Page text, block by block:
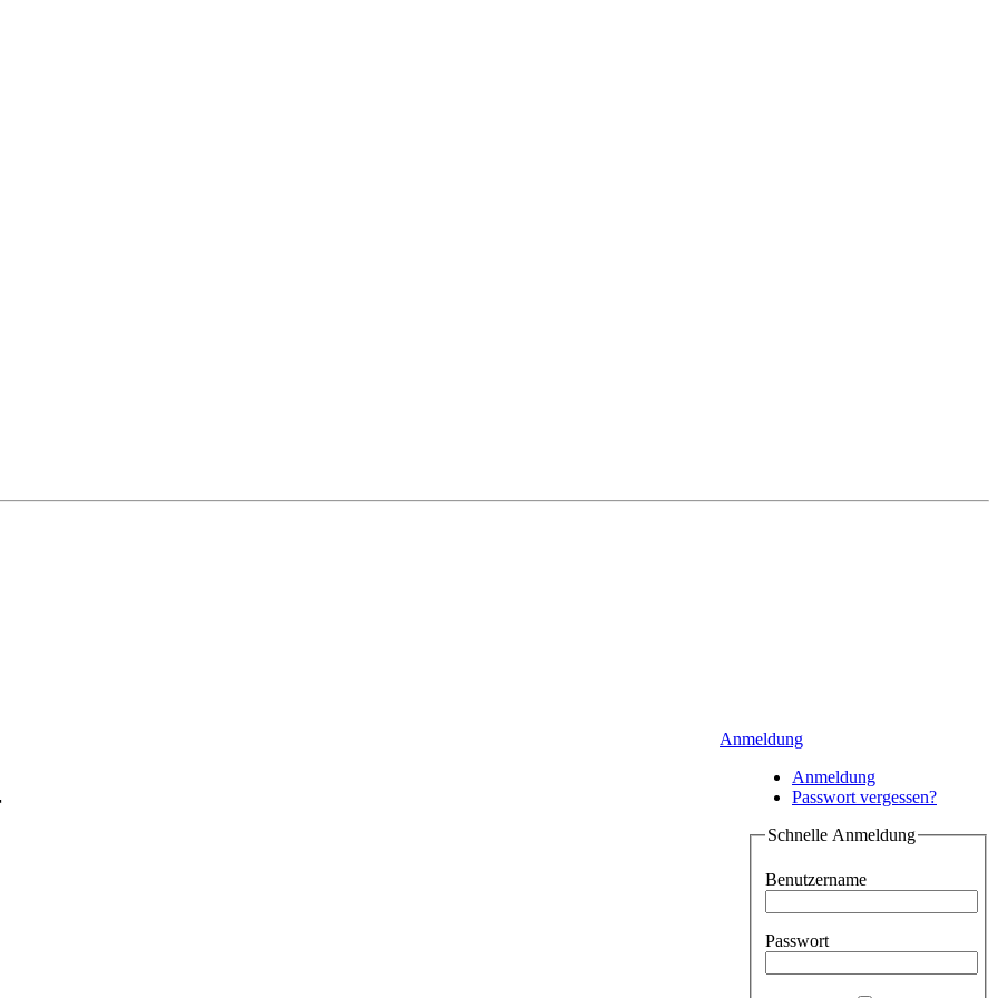
Anmeldung
Anmeldung
Passwort vergessen?
Schnelle Anmeldung
Benutzername
Passwort